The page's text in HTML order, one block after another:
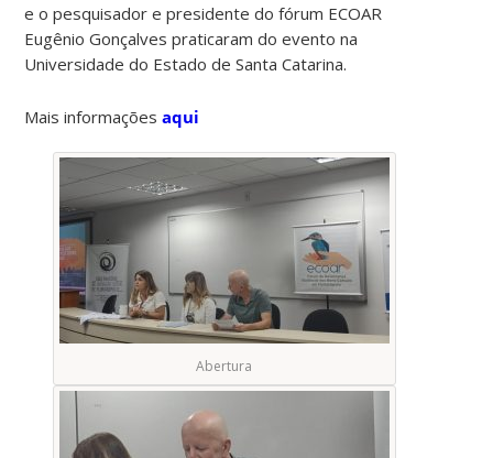
e o pesquisador e presidente do fórum ECOAR
Eugênio Gonçalves praticaram do evento na
Universidade do Estado de Santa Catarina.
Mais informaçõesaqui
Abertura